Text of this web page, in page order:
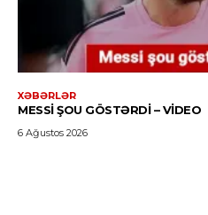
XƏBƏRLƏR
MESSI ŞOU GÖSTƏRDI – VİDEO
6 Ağustos 2026